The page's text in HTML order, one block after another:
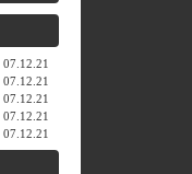
07.12.21
07.12.21
07.12.21
07.12.21
07.12.21